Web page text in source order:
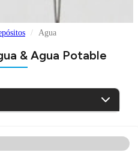
Agua
& Agua Potable